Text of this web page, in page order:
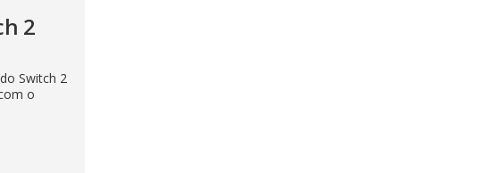
2
Switch 2
o